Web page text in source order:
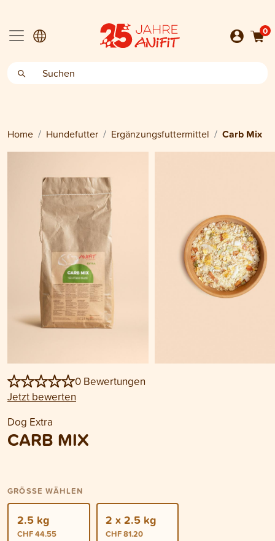
0
Home Hundefutter Ergänzungsfuttermittel Carb Mix
0 Bewertungen
Jetzt bewerten
Dog Extra
CARB MIX
GRÖSSE WÄHLEN
2.5 kg
CHF 44.55
2 x 2.5 kg
CHF 81.20